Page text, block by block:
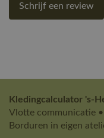
Schrijf een review
Kledingcalculator 's-
Vlotte communicatie
Borduren in eigen